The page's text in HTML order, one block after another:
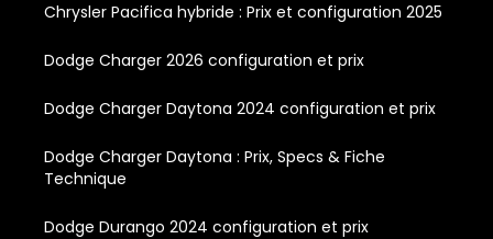
Chrysler Pacifica hybride : Prix et configuration 2025
Dodge Charger 2026 configuration et prix
Dodge Charger Daytona 2024 configuration et prix
Dodge Charger Daytona : Prix, Specs & Fiche
Technique
Dodge Durango 2024 configuration et prix